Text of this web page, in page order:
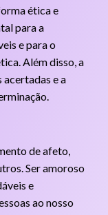
ética e
para a
e para o
Além disso, a
e a
de afeto,
Ser amoroso
e
ao nosso